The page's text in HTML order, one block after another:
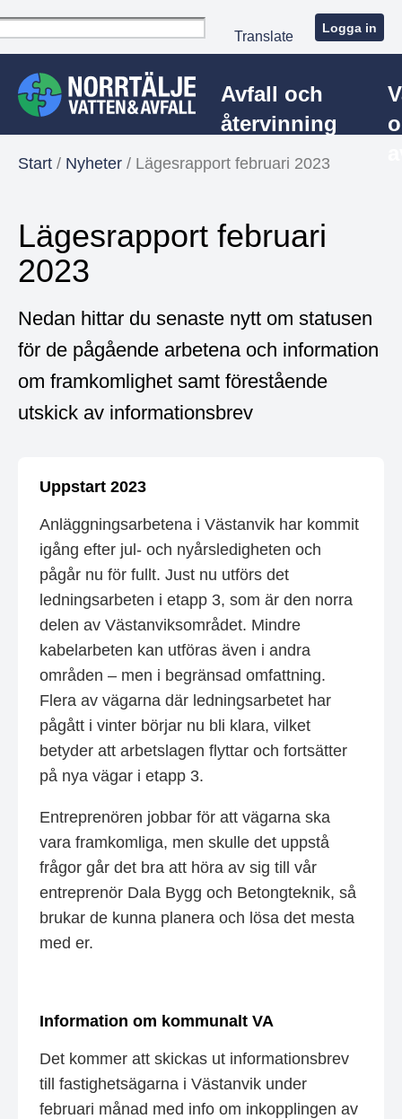
Translate
Logga in
Avfall och
återvinning
Start / Nyheter / Lägesrapport februari 2023
Lägesrapport februari
2023
Nedan hittar du senaste nytt om statusen
för de pågående arbetena och information
om framkomlighet samt förestående
utskick av informationsbrev
Uppstart 2023
Anläggningsarbetena i Västanvik har kommit
igång efter jul- och nyårsledigheten och
pågår nu för fullt. Just nu utförs det
ledningsarbeten i etapp 3, som är den norra
delen av Västanviksområdet. Mindre
kabelarbeten kan utföras även i andra
områden – men i begränsad omfattning.
Flera av vägarna där ledningsarbetet har
pågått i vinter börjar nu bli klara, vilket
betyder att arbetslagen flyttar och fortsätter
på nya vägar i etapp 3.
Entreprenören jobbar för att vägarna ska
vara framkomliga, men skulle det uppstå
frågor går det bra att höra av sig till vår
entreprenör Dala Bygg och Betongteknik, så
brukar de kunna planera och lösa det mesta
med er.
Information om kommunalt VA
Det kommer att skickas ut informationsbrev
till fastighetsägarna i Västanvik under
februari månad med info om inkopplingen av